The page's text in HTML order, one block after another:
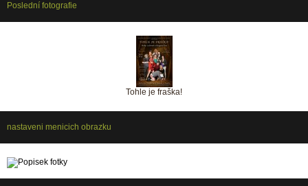
Poslední fotografie
Tohle je fraška!
nastaveni menicich obrazku